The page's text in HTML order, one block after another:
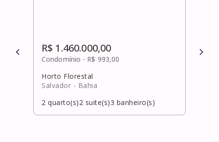
R$ 1.460.000,00
Condomínio - R$ 993,00
Horto Florestal
Salvador - Bahia
2 quarto(s)2 suite(s)3 banheiro(s)
R$